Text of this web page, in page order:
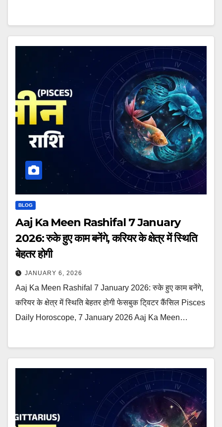
BLOG
Aaj Ka Meen Rashifal 7 January
2026: रुके हुए काम बनेंगे, करियर के क्षेत्र में स्थिति
बेहतर होगी
JANUARY 6, 2026
Aaj Ka Meen Rashifal 7 January 2026: रुके हुए काम बनेंगे,
करियर के क्षेत्र में स्थिति बेहतर होगी फेसबुक टि्वटर कैंसिल Pisces
Daily Horoscope, 7 January 2026 Aaj Ka Meen…